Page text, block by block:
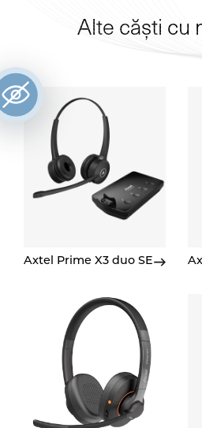
Alte căști cu
Axtel Prime X3 duo SE